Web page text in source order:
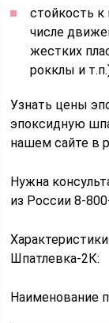
стойкость
числе
жестких
рокклы и
Узнать цены
эпоксидную
нашем сайте в
Нужна
из России 8-
Шпатлевка-2К:
Наименование